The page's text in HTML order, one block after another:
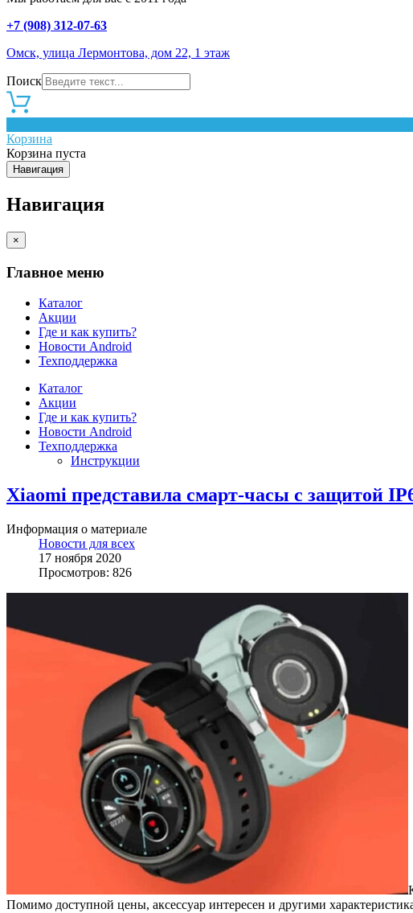
+7 (908) 312-07-63
Омск, улица Лермонтова, дом 22, 1 этаж
Поиск
Корзина
Корзина пуста
Навигация
Навигация
×
Главное меню
Каталог
Акции
Где и как купить?
Новости Android
Техподдержка
Каталог
Акции
Где и как купить?
Новости Android
Техподдержка
Инструкции
Xiaomi представила смарт-часы с защитой
Информация о материале
Новости для всех
17 ноября 2020
Просмотров: 826
Помимо доступной цены, аксессуар интересен и другими